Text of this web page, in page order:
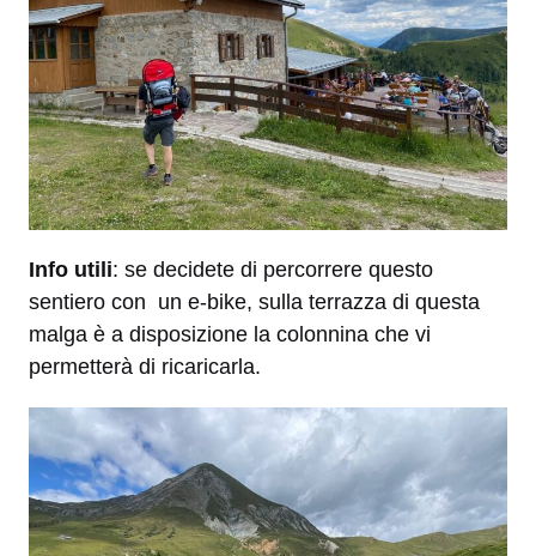
Info utili: se decidete di percorrere questo
sentiero con un e-bike, sulla terrazza di questa
malga è a disposizione la colonnina che vi
permetterà di ricaricarla.